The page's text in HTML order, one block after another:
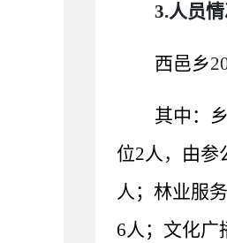
3.人员
西邑乡
其中：
位2人 ， 由参
人；林业服
6人；文化广